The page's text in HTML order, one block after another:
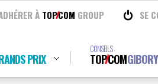
À TOPCOM GROUP SE
PRIX
CONSEILS
TOPCOMGIBORY